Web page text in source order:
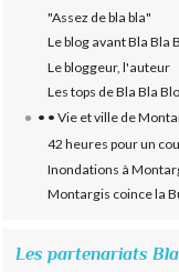
"Assez de bla bla"
Le blog avant Bla Bla
Le bloggeur, l'auteur
Les tops de Bla Bla
• • Vie et ville de
42 heures pour un
Inondations à
Montargis coince la
Les partenariats